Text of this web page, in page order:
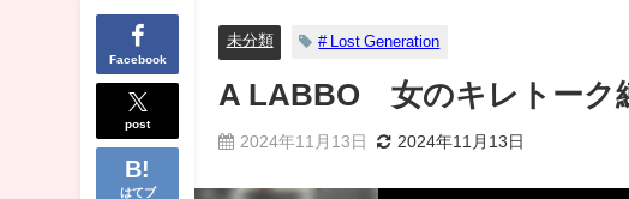
Facebook
post
はてブ
未分類 # Lost Generation
A LABBO 女のキレトーク
2024年11月13日 2024年11月13日